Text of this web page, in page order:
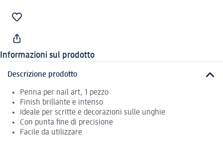
Informazioni sul prodotto
Descrizione prodotto
Penna per nail art, 1 pezzo
Finish brillante e intenso
Ideale per scritte e decorazioni sulle unghie
Con punta fine di precisione
Facile da utilizzare